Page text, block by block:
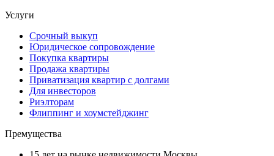
Услуги
Срочный выкуп
Юридическое сопровождение
Покупка квартиры
Продажа квартиры
Приватизация квартир с долгами
Для инвесторов
Риэлторам
Флиппинг и хоумстейджинг
Премущества